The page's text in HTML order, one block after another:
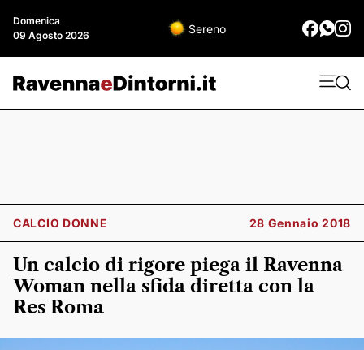
Domenica
09 Agosto 2026
Sereno
CALCIO DONNE 28 Gennaio 2018
Un calcio di rigore piega il Ravenna
Woman nella sfida diretta con la
Res Roma